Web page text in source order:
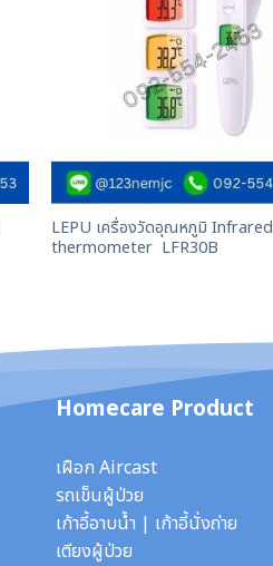
LEPU เครื่องวัดอุณหภูมิ Infrared
thermometer LFR30B
Homecare Product
เฝือก Aircast
รถเข็นผู้ป่วย
เก้าอี้อาบน้ำ | เก้าอี้นั่งถ่าย
เตียงผู้ป่วย